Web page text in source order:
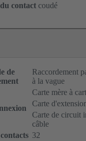
contact coudé
de
Raccordement
à la vague
Carte mère à
Carte
Carte de circuit
câble
32